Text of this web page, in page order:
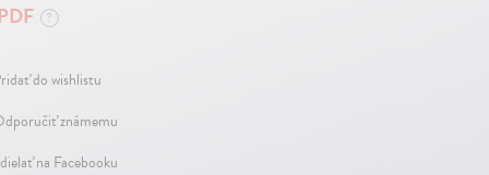
?
do wishlistu
známemu
na Facebooku